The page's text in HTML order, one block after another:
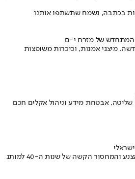
בכתבה, נשמח שתשתפו אותנו
המתחדש של מזרח י-ם
מיצגי אמנות, וכיכרות משופצות
אבטחת מידע וניהול אקלים חכם
איך אסם הפכה את תקופת הצנע והמחסור הקשה של שנות ה-40 למותג